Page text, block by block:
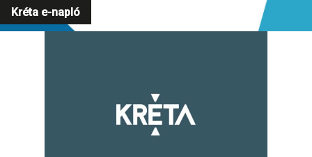
Kréta e-napló